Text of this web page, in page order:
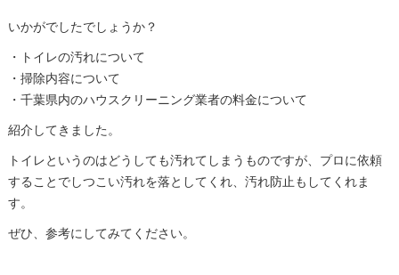
いかがでしたでしょうか？
・トイレの汚れについて
・掃除内容について
・千葉県内のハウスクリーニング業者の料金について
紹介してきました。
トイレというのはどうしても汚れてしまうものですが、プロに依頼
することでしつこい汚れを落としてくれ、汚れ防止もしてくれま
す。
ぜひ、参考にしてみてください。